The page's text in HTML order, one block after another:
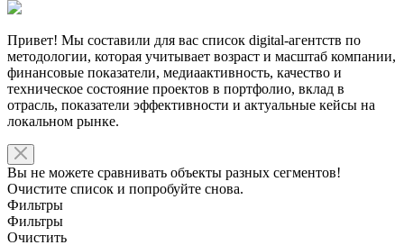
Привет! Мы составили для вас список digital-агентств по
методологии, которая учитывает возраст и масштаб компании,
финансовые показатели, медиаактивность, качество и
техническое состояние проектов в портфолио, вклад в
отрасль, показатели эффективности и актуальные кейсы на
локальном рынке.
Вы не можете сравнивать объекты разных сегментов!
Очистите список и попробуйте снова.
Фильтры
Фильтры
Очистить